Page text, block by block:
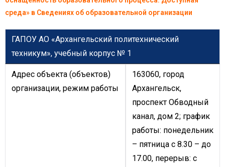
среда» в Сведениях об образовательной организации
ГАПОУ АО «Архангельский политехнический
техникум», учебный корпус № 1
Адрес объекта (объектов)
организации, режим работы
163060, город
Архангельск,
проспект Обводный
канал, дом 2; график
работы: понедельник
– пятница с 8.30 – до
17.00, перерыв: с